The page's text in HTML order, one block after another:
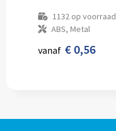
1132op voorraad
ABS, Metal
vanaf € 0,56